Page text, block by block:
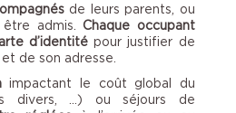
de leurs parents, ou
admis. Chaque occupant
d’identitépour justifier de
de son adresse.
impactant le coût global du
divers, …) ou séjours de